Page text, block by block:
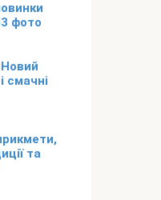
фото
Новий
смачні
та